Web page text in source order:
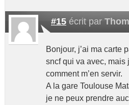
#15écrit par
Bonjour, j’ai ma carte
sncf qui va avec, mais
comment m’en servir.
A la gare Toulouse
je ne peux prendre